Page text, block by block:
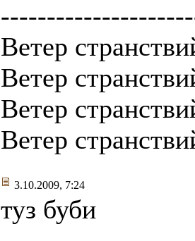
Ветер
Ветер
Ветер
Ветер
3.10.2009, 7:24
туз буби